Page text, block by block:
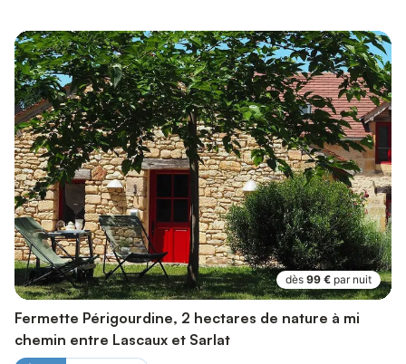
dès 99 € par nuit
Fermette Périgourdine, 2 hectares de nature à mi
chemin entre Lascaux et Sarlat